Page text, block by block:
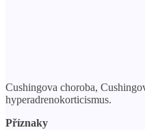
Cushingova choroba,
hyperadrenokorticismus.
Příznaky